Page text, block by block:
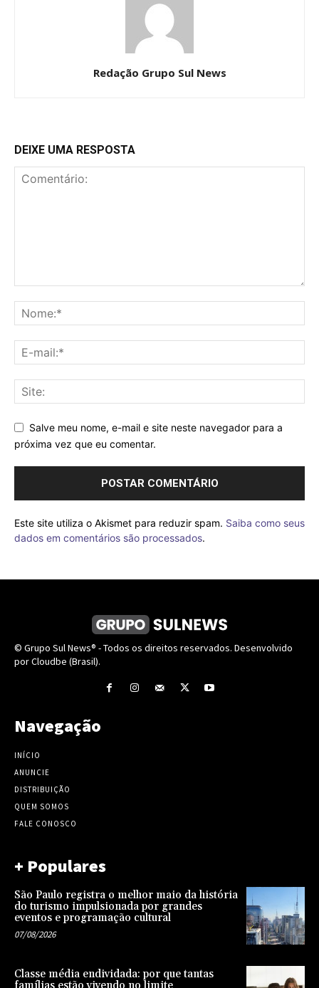
Redação Grupo Sul News
DEIXE UMA RESPOSTA
Salve meu nome, e-mail e site neste navegador para a
próxima vez que eu comentar.
Este site utiliza o Akismet para reduzir spam. Saiba como seus
dados em comentários são processados.
© Grupo Sul News® - Todos os direitos reservados. Desenvolvido
por Cloudbe (Brasil).
Navegação
INÍCIO
ANUNCIE
DISTRIBUIÇÃO
QUEM SOMOS
FALE CONOSCO
+ Populares
São Paulo registra o melhor maio da história
do turismo impulsionada por grandes
eventos e programação cultural
07/08/2026
Classe média endividada: por que tantas